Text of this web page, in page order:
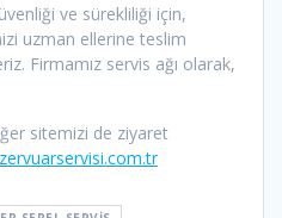
ve sürekliliği için,
uzman ellerine teslim
Firmamız servis ağı olarak,
sitemizi de ziyaret